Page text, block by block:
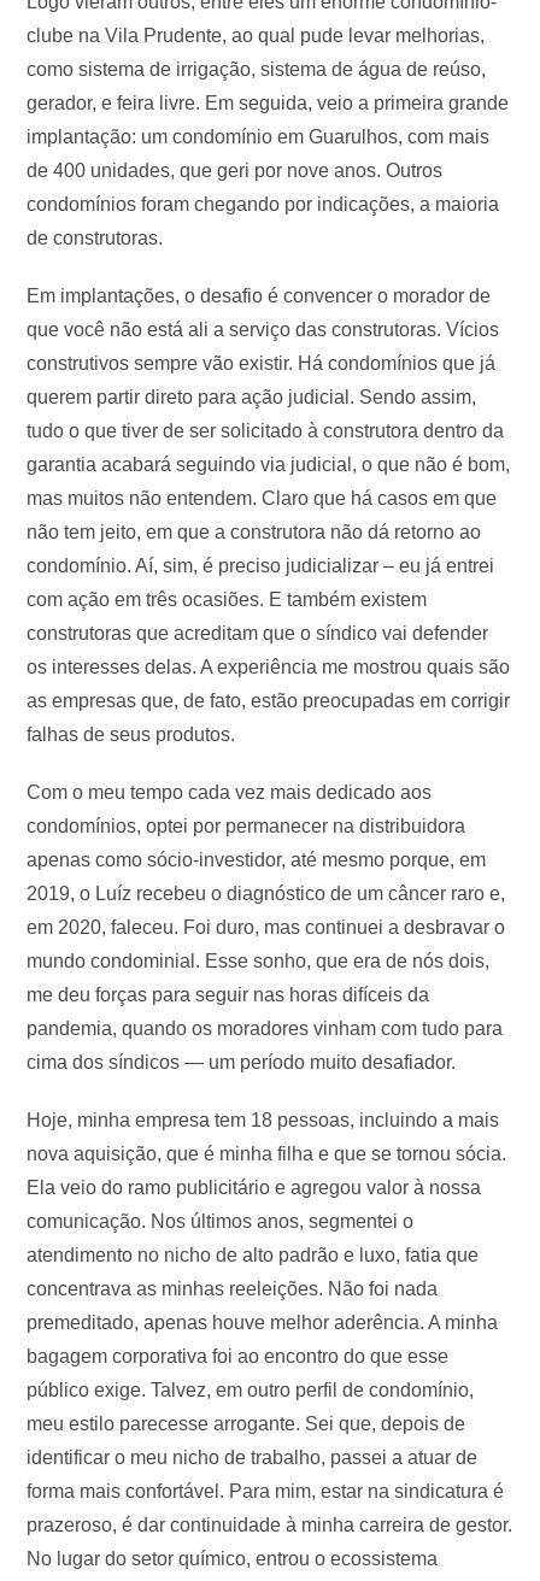
clube na Vila Prudente, ao qual pude levar melhorias,
como sistema de irrigação, sistema de água de reúso,
gerador, e feira livre. Em seguida, veio a primeira grande
implantação: um condomínio em Guarulhos, com mais
de 400 unidades, que geri por nove anos. Outros
condomínios foram chegando por indicações, a maioria
de construtoras.
Em implantações, o desafio é convencer o morador de
que você não está ali a serviço das construtoras. Vícios
construtivos sempre vão existir. Há condomínios que já
querem partir direto para ação judicial. Sendo assim,
tudo o que tiver de ser solicitado à construtora dentro da
garantia acabará seguindo via judicial, o que não é bom,
mas muitos não entendem. Claro que há casos em que
não tem jeito, em que a construtora não dá retorno ao
condomínio. Aí, sim, é preciso judicializar – eu já entrei
com ação em três ocasiões. E também existem
construtoras que acreditam que o síndico vai defender
os interesses delas. A experiência me mostrou quais são
as empresas que, de fato, estão preocupadas em corrigir
falhas de seus produtos.
Com o meu tempo cada vez mais dedicado aos
condomínios, optei por permanecer na distribuidora
apenas como sócio-investidor, até mesmo porque, em
2019, o Luíz recebeu o diagnóstico de um câncer raro e,
em 2020, faleceu. Foi duro, mas continuei a desbravar o
mundo condominial. Esse sonho, que era de nós dois,
me deu forças para seguir nas horas difíceis da
pandemia, quando os moradores vinham com tudo para
cima dos síndicos — um período muito desafiador.
Hoje, minha empresa tem 18 pessoas, incluindo a mais
nova aquisição, que é minha filha e que se tornou sócia.
Ela veio do ramo publicitário e agregou valor à nossa
comunicação. Nos últimos anos, segmentei o
atendimento no nicho de alto padrão e luxo, fatia que
concentrava as minhas reeleições. Não foi nada
premeditado, apenas houve melhor aderência. A minha
bagagem corporativa foi ao encontro do que esse
público exige. Talvez, em outro perfil de condomínio,
meu estilo parecesse arrogante. Sei que, depois de
identificar o meu nicho de trabalho, passei a atuar de
forma mais confortável. Para mim, estar na sindicatura é
prazeroso, é dar continuidade à minha carreira de gestor.
No lugar do setor químico, entrou o ecossistema